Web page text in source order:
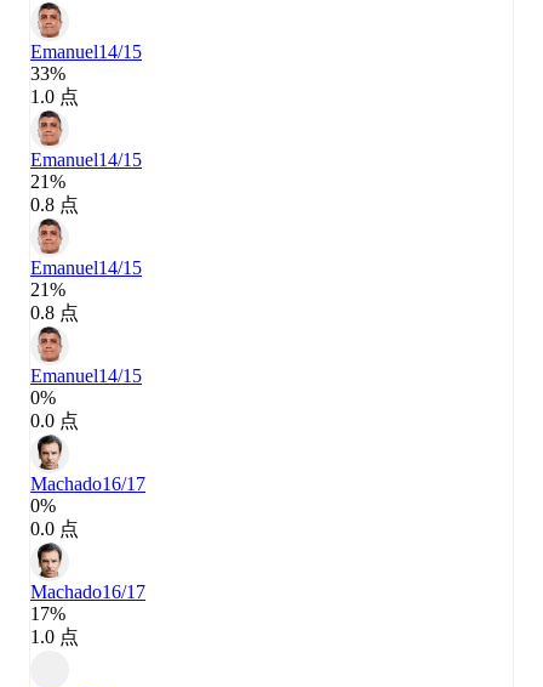
Emanuel14/15
33%
1.0 点
Emanuel14/15
21%
0.8 点
Emanuel14/15
21%
0.8 点
Emanuel14/15
0%
0.0 点
Machado16/17
0%
0.0 点
Machado16/17
17%
1.0 点